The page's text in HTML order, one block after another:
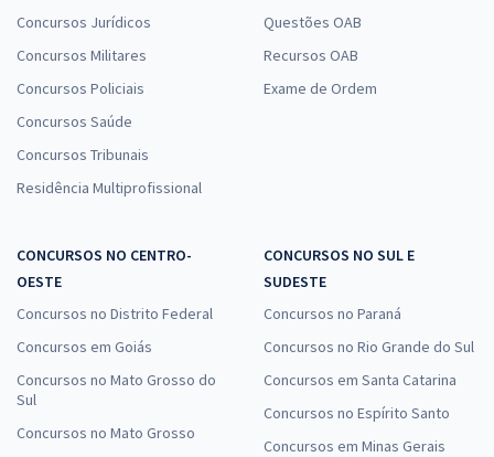
Concursos Jurídicos
Concursos Militares
Concursos Policiais
Concursos Saúde
Concursos Tribunais
Residência Multiprofissional
Questões OAB
Recursos OAB
Exame de Ordem
CONCURSOS NO CENTRO-
OESTE
Concursos no Distrito Federal
Concursos em Goiás
Concursos no Mato Grosso do
Sul
Concursos no Mato Grosso
CONCURSOS NO SUL E
SUDESTE
Concursos no Paraná
Concursos no Rio Grande do Sul
Concursos em Santa Catarina
Concursos no Espírito Santo
Concursos em Minas Gerais